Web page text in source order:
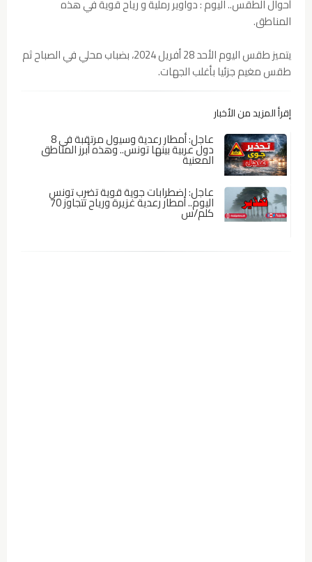
أحوال الطقس.. اليوم : دواوير رملية و رياح قوية في هذه
المناطق.
يتميز طقس اليوم الأحد 28 أفريل 2024، بضباب محلي في الصباح ثم
طقس مغيم جزئيا بأغلب الجهات.
إقرأ المزيد من الأخبار
عاجل: أمطار رعدية وسيول مرتقبة في 8
دول عربية بينها تونس.. وهذه أبرز المناطق
المعنية
عاجل: اضطرابات جوية قوية تضرب تونس
اليوم.. أمطار رعدية غزيرة ورياح تتجاوز 70
كلم/س